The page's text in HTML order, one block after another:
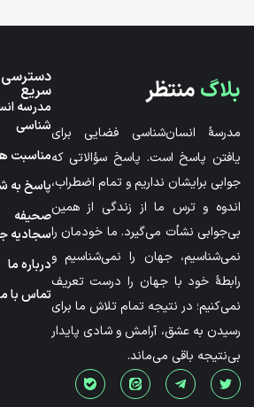
بلاگمنتظر
مدرسۀ انسان‌شناسی فضایی برای
یافتن پاسخ است. پاسخ سؤالاتی که
جوابی برایشان نداریم و تمام اضطراب،
اندوه و ترس ما از زندگی از همین
بی‌جوابی نشأت می‌گیرد. ما خودمان را
نمی‌شناسیم، جهان را نمی‌شناسیم و
رابطۀ خود با جهان را درست تعریف
نمی‌کنیم؛ در نتیجه تمام تلاش ما برای
رسیدن به عشق، آرامش و شادی پایدار
بی‌نتیجه باقی می‌ماند.
دسترسی
سریع
مدرسه
شناسی
مناسبت
پاسخ به
صحیفه
سجادیه
درباره ما
تماس با